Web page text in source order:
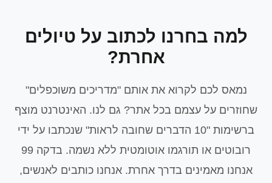
למה בחרנו לכתוב על טיולים
אחרת?
נמאס לכם לקרוא את אותם "מדריכים משוכפלים"
שחוזרים על עצמם בכל אתר? גם לנו. האינטרנט מוצף
ברשימות "10 הדברים שחובה לראות" שנכתבו על ידי
רובוטים או תורגמו אוטומטית ללא נשמה. בדקה 99
אנחנו מאמינים בדרך אחרת. אנחנו כותבים לאנשים,